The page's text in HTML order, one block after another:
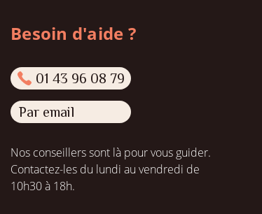
Besoin d'aide ?
01 43 96 08 79
Par email
Nos conseillers sont là pour vous guider.
Contactez-les du lundi au vendredi de
10h30 à 18h.